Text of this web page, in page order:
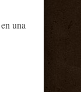
una